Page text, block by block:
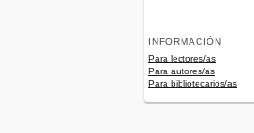
INFORMACIÓN
Para lectores/as
Para autores/as
Para bibliotecarios/as